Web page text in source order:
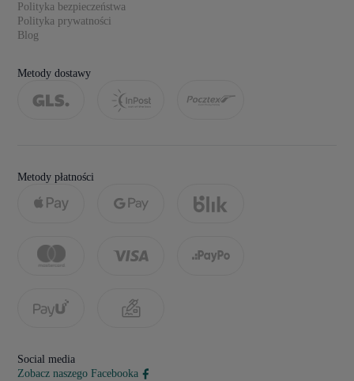
Polityka bezpieczeństwa
Polityka prywatności
Blog
Metody dostawy
Metody płatności
Social media
Zobacz naszego Facebooka